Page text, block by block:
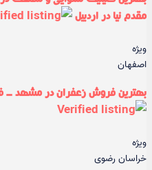
مقدم نیا در اردبیل
ویژه
اصفهان
بهترین فروش زعفران در مشهد -
ویژه
خراسان رضوی